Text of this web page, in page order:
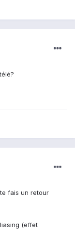
fais un retour
(effet